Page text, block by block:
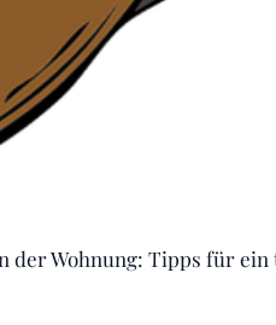
Wohnung: Tipps für ein